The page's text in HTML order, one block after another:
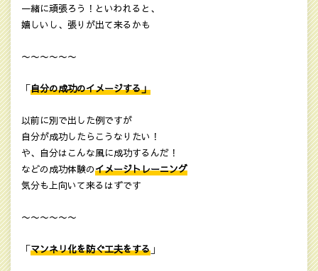
一緒に頑張ろう！といわれると、
嬉しいし、張りが出て来るかも
〜〜〜〜〜〜
「自分の成功のイメージする」
以前に別で出した例ですが
自分が成功したらこうなりたい！
や、自分はこんな風に成功するんだ！
などの成功体験のイメージトレーニング
気分も上向いて来るはずです
〜〜〜〜〜〜
「マンネリ化を防ぐ工夫をする 」